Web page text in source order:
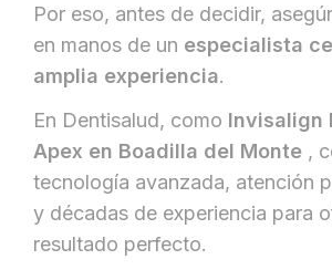
Por eso, antes de decidir,
en manos de un especialista
amplia experiencia.
En Dentisalud, como Invisalign
Apex en Boadilla del Monte ,
tecnología avanzada, atención
y décadas de experiencia para
resultado perfecto.